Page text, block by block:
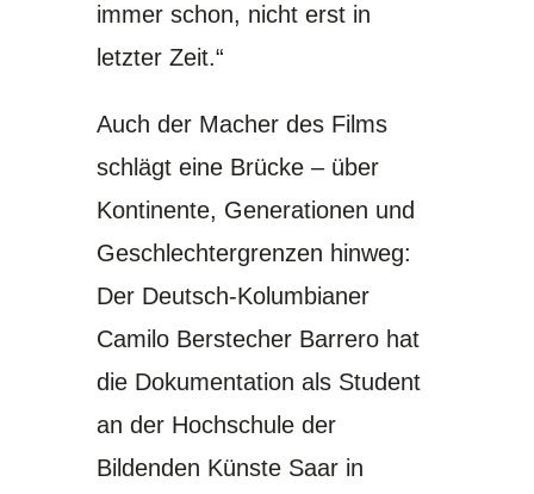
immer schon, nicht erst in
letzter Zeit.“
Auch der Macher des Films
schlägt eine Brücke – über
Kontinente, Generationen und
Geschlechtergrenzen hinweg:
Der Deutsch-Kolumbianer
Camilo Berstecher Barrero hat
die Dokumentation als Student
an der Hochschule der
Bildenden Künste Saar in